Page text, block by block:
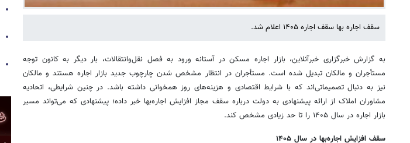
سقف اجاره بها سقف اجاره ۱۴۰۵ اعلام شد.
به گزارش خبرگزاری خبرآنلاین، بازار اجاره مسکن در آستانه ورود به فصل نقل‌وانتقالات، بار دیگر به کانون توجه
مستأجران و مالکان تبدیل شده است. مستأجران در انتظار مشخص شدن چارچوب جدید بازار اجاره هستند و مالکان
نیز به دنبال تصمیماتی‌اند که با شرایط اقتصادی و هزینه‌های روز همخوانی داشته باشد. در چنین شرایطی، اتحادیه
مشاوران املاک از ارائه پیشنهادی به دولت درباره سقف مجاز افزایش اجاره‌بها خبر داده؛ پیشنهادی که می‌تواند مسیر
بازار اجاره در سال ۱۴۰۵ را تا حد زیادی مشخص کند.
سقف افزایش اجاره‌بها در سال ۱۴۰۵